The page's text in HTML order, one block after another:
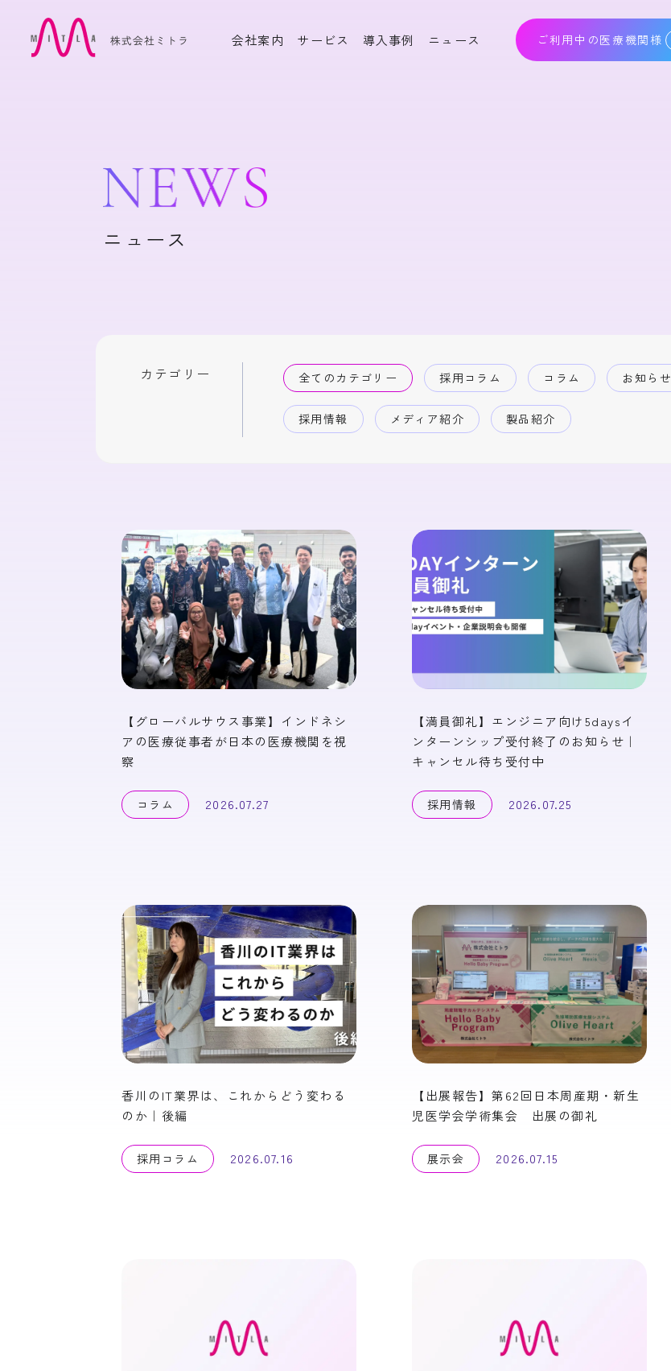
会社案内 サービス
高度生殖補助医療支援シス
テムOlive Heart Cloud
インドネシア版 産婦人科電
子カルテ PRESIMIL
いーはとーぶ メタボリックカルテ
高齢者見守りシステム
導入事例 ニュース ご利用中の医療機関様
ニュース
カテゴリー 全てのカテゴリー 採用コラム コラム お知らせ
採用情報 メディア紹介 製品紹介
【グローバルサウス事業】インドネシ
アの医療従事者が日本の医療機関を視
察
コラム 2026.07.27
【満員御礼】エンジニア向け5daysイ
ンターンシップ受付終了のお知らせ｜
キャンセル待ち受付中
採用情報 2026.07.25
香川のIT業界は、これからどう変わる
のか｜後編
採用コラム 2026.07.16
【出展報告】第62回日本周産期・新生
児医学会学術集会 出展の御礼
展示会 2026.07.15